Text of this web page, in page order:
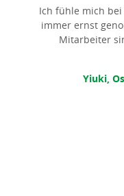
Ich fühle mich
immer ernst
Mitarbeiter
Yiuki,